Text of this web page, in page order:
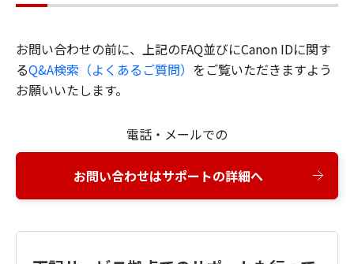
お問い合わせの前に、上記のFAQ並びにCanon IDに関す
るQ&A検索（よくあるご質問） をご覧いただきますよう
お願いいたします。
電話・メールでの
お問い合わせはサポートの詳細へ